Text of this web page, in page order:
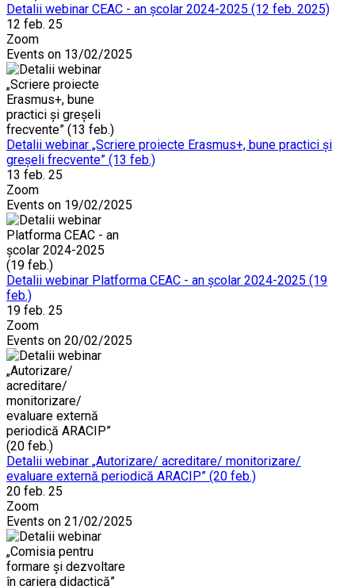
Detalii webinar CEAC - an școlar 2024-2025 (12 feb. 2025)
12 feb. 25
Zoom
Events on 13/02/2025
Detalii webinar „Scriere proiecte Erasmus+, bune practici și
greșeli frecvente” (13 feb.)
13 feb. 25
Zoom
Events on 19/02/2025
Detalii webinar Platforma CEAC - an școlar 2024-2025 (19
feb.)
19 feb. 25
Zoom
Events on 20/02/2025
Detalii webinar „Autorizare/ acreditare/ monitorizare/
evaluare externă periodică ARACIP” (20 feb.)
20 feb. 25
Zoom
Events on 21/02/2025